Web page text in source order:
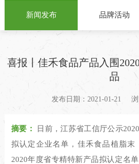
新闻发布 品牌活动
喜报丨佳禾食品产品入围
品
发布日期：2021-01-21
摘要：
日前，江苏省工信厅公示
拟认定企业名单，佳禾食品植脂末
2020年度省专精特新产品拟认定名